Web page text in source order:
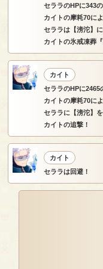
セララのHPに343
カイトの摩耗70に
セララは【滂沱】
カイトの氷戒凍葬
カイト
セララのHPに2465
カイトの摩耗70に
セララに【滂沱】を
カイトの追撃！
カイト
セララは回避！